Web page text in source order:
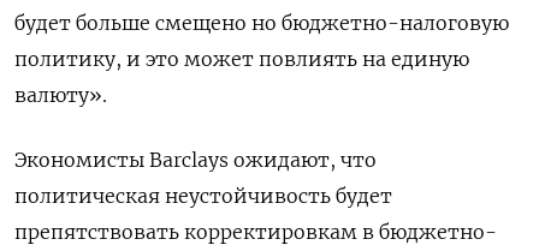
будет больше смещено но бюджетно-налоговую
политику, и это может повлиять на единую
валюту».
Экономисты Barclays ожидают, что
политическая неустойчивость будет
препятствовать корректировкам в бюджетно-